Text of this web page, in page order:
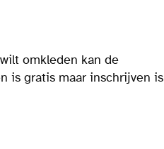
omkleden kan de
is gratis maar inschrijven is